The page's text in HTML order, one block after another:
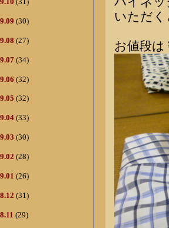
(30)
(27)
(34)
(32)
(32)
(33)
(30)
(28)
(26)
(31)
(29)
いただ
お値段は